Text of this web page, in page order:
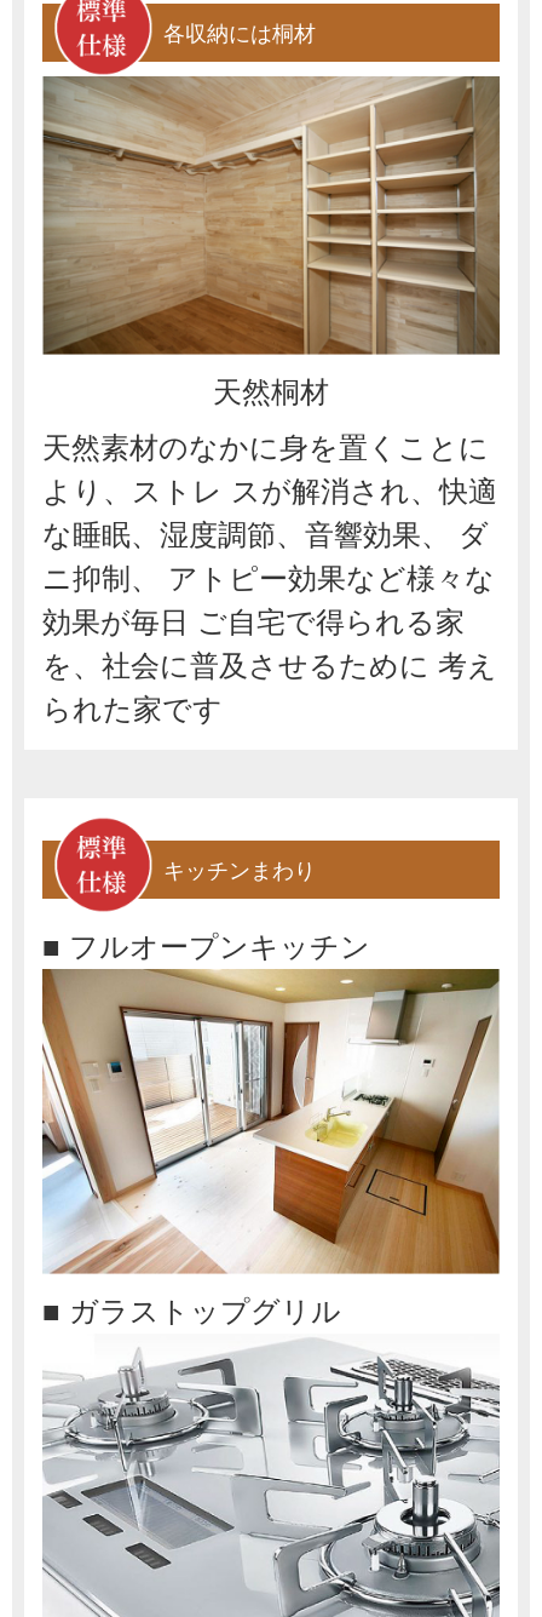
各収納には桐材
天然桐材
天然素材のなかに身を置くことに
より、ストレ スが解消され、快適
な睡眠、湿度調節、音響効果、 ダ
ニ抑制、 アトピー効果など様々な
効果が毎日 ご自宅で得られる家
を、社会に普及させるために 考え
られた家です
キッチンまわり
■ フルオープンキッチン
■ ガラストップグリル